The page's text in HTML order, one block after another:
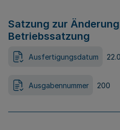
Satzung zur
Betriebssatzung
Ausfertigungsdatum
Ausgabennummer 200